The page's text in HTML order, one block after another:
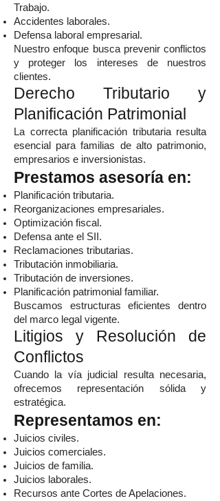
Trabajo.
Accidentes laborales.
Defensa laboral empresarial.
Nuestro enfoque busca prevenir conflictos
y proteger los intereses de nuestros
clientes.
Derecho Tributario y
Planificación Patrimonial
La correcta planificación tributaria resulta
esencial para familias de alto patrimonio,
empresarios e inversionistas.
Prestamos asesoría en:
Planificación tributaria.
Reorganizaciones empresariales.
Optimización fiscal.
Defensa ante el SII.
Reclamaciones tributarias.
Tributación inmobiliaria.
Tributación de inversiones.
Planificación patrimonial familiar.
Buscamos estructuras eficientes dentro
del marco legal vigente.
Litigios y Resolución de
Conflictos
Cuando la vía judicial resulta necesaria,
ofrecemos representación sólida y
estratégica.
Representamos en:
Juicios civiles.
Juicios comerciales.
Juicios de familia.
Juicios laborales.
Recursos ante Cortes de Apelaciones.